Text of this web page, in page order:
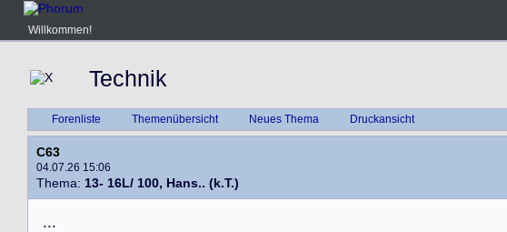
Willkommen!
Technik
Forenliste Themenübersicht Neues Thema Druckansicht
C63
04.07.26 15:06
Thema: 13- 16L/ 100, Hans.. (k.T.)
...